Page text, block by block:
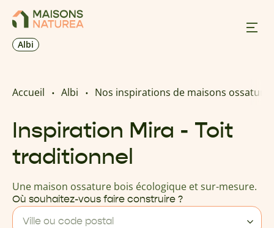
Albi
Nos offres
Prendre RDV
Accueil Albi Nos inspirations de maisons ossature
Inspiration Mira - Toit
traditionnel
Une maison ossature bois écologique et sur-mesure.
Où souhaitez-vous faire construire ?
Ville ou code postal